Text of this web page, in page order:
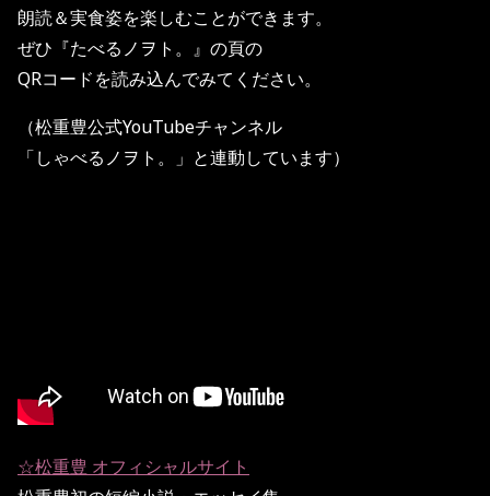
朗読＆実食姿を楽しむことができます。
ぜひ『たべるノヲト。』の頁の
QRコードを読み込んでみてください。
（松重豊公式YouTubeチャンネル
「しゃべるノヲト。」と連動しています）
☆松重豊 オフィシャルサイト